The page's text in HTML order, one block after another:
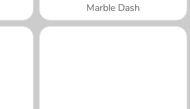
Marble Dash